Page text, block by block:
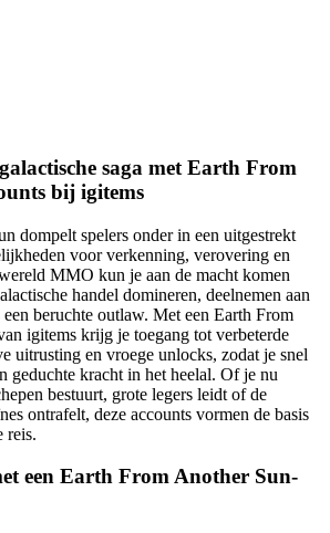
saga met Earth From
bij igitems
dompelt spelers onder in een uitgestrekt
voor verkenning, verovering en
MMO kun je aan de macht komen
handel domineren, deelnemen aan
beruchte outlaw. Met een Earth From
igitems krijg je toegang tot verbeterde
uitrusting en vroege unlocks, zodat je snel
geduchte kracht in het heelal. Of je nu
bestuurt, grote legers leidt of de
ontrafelt, deze accounts vormen de basis
reis.
een Earth From Another Sun-